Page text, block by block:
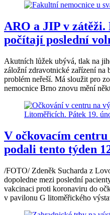
ARO a JIP v zátěži.
počítají poslední
Akutních lůžek ubývá, tlak na
záložní zdravotnické zařízení na
problém neřeší. Má sloužit pro
nemocnice Brno znovu mění
V očkovacím
podali tento týden
/FOTO/ Zdeněk Sucharda z
dopoledne mezi poslední
vakcinaci proti koronaviru do
v pavilonu G litoměřického